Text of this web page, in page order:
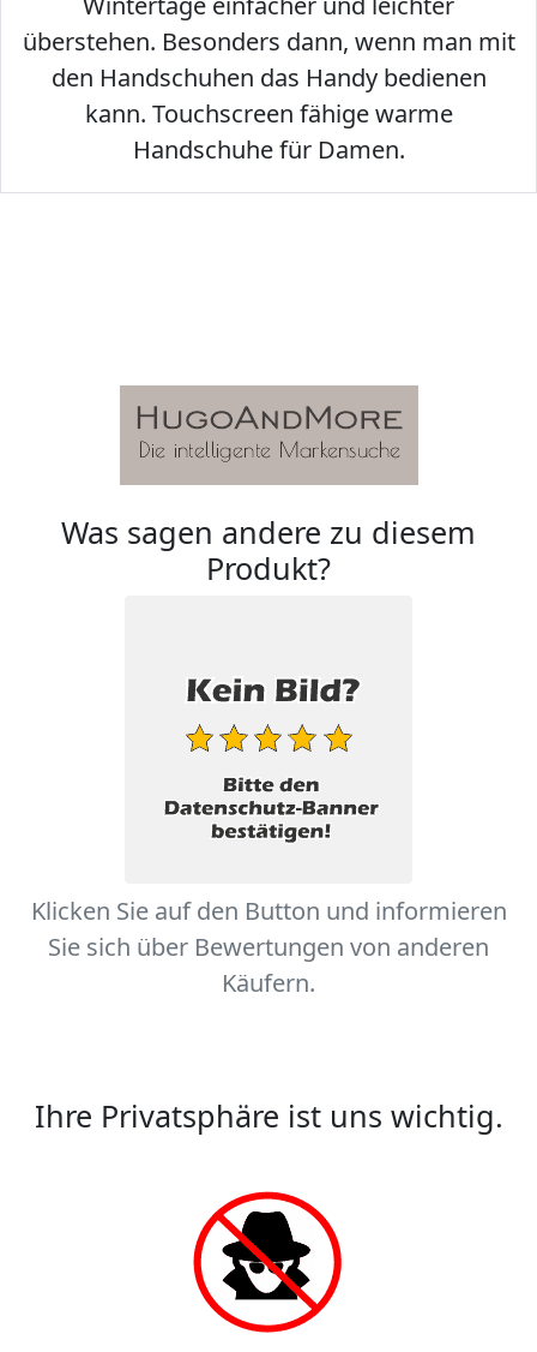
überstehen. Besonders dann, wenn man mit
den Handschuhen das Handy bedienen
kann. Touchscreen fähige warme
Handschuhe für Damen.
Was sagen andere zu diesem
Produkt?
Klicken Sie auf den Button und informieren
Sie sich über Bewertungen von anderen
Käufern.
Ihre Privatsphäre ist uns wichtig.